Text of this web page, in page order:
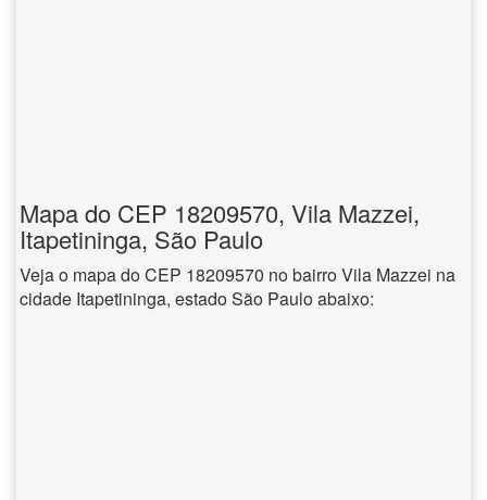
Mapa do CEP 18209570, Vila Mazzei,
Itapetininga, São Paulo
Veja o mapa do CEP 18209570 no bairro Vila Mazzei na
cidade Itapetininga, estado São Paulo abaixo: